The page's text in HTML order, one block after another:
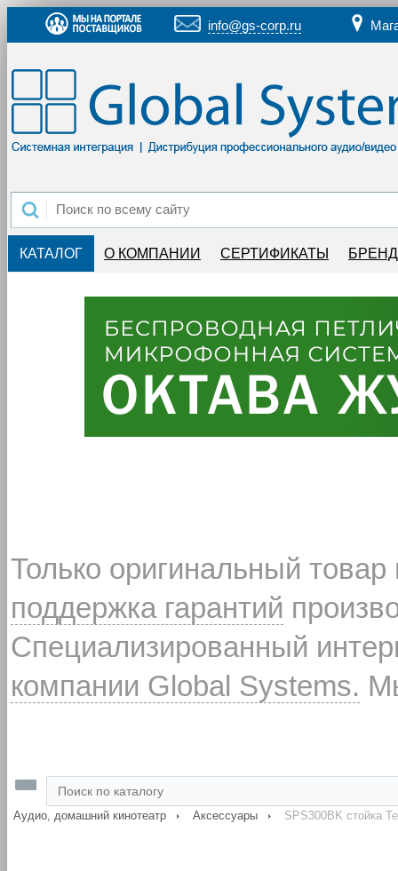
info@gs-corp.ru
КАТАЛОГ О КОМПАНИИ СЕРТИФИКАТЫ
Только оригинальный
поддержка гарантий
Специализированный
компании Global Systems.
Аудио, домашний кинотеатр Аксессуары SPS300BK стойка